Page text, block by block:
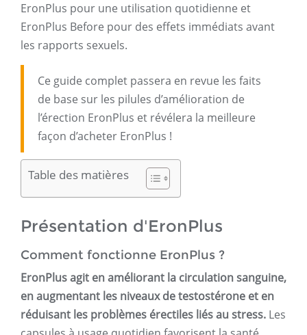
EronPlus pour une utilisation quotidienne et
EronPlus Before pour des effets immédiats avant
les rapports sexuels.
Ce guide complet passera en revue les faits
de base sur les pilules d’amélioration de
l’érection EronPlus et révélera la meilleure
façon d’acheter EronPlus !
Table des matières
Présentation d'EronPlus
Comment fonctionne EronPlus ?
EronPlus agit en améliorant la circulation sanguine,
en augmentant les niveaux de testostérone et en
réduisant les problèmes érectiles liés au stress. Les